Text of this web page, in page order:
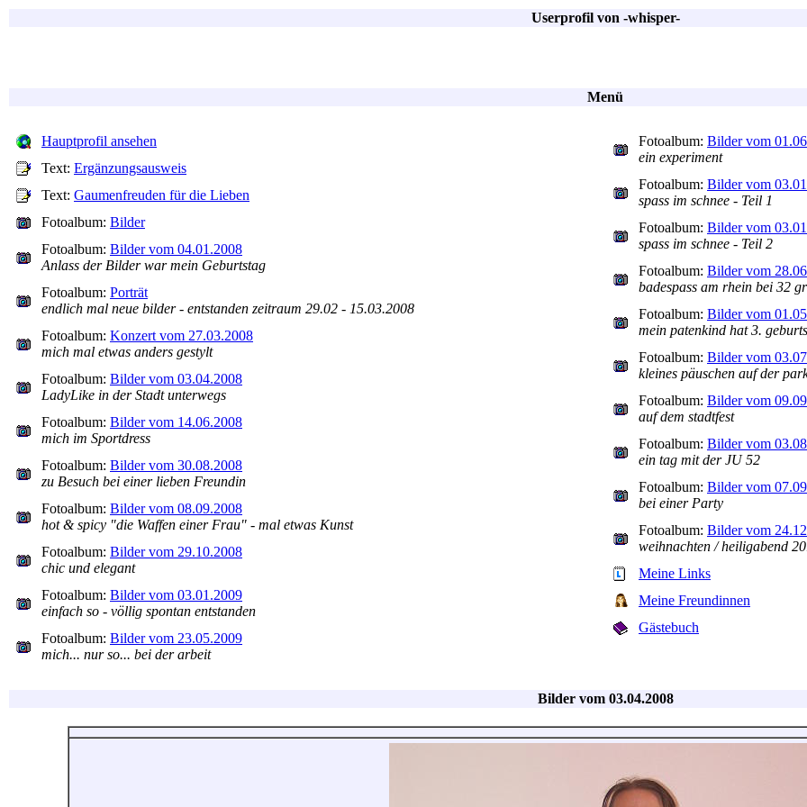
Userprofil von -whisper-
Menü
Hauptprofil ansehen
Text: Ergänzungsausweis
Text: Gaumenfreuden für die Lieben
Fotoalbum: Bilder
Fotoalbum: Bilder vom 04.01.2008
Anlass der Bilder war mein Geburtstag
Fotoalbum: Porträt
endlich mal neue bilder - entstanden zeitraum 29.02 - 15.03.2008
Fotoalbum: Konzert vom 27.03.2008
mich mal etwas anders gestylt
Fotoalbum: Bilder vom 03.04.2008
LadyLike in der Stadt unterwegs
Fotoalbum: Bilder vom 14.06.2008
mich im Sportdress
Fotoalbum: Bilder vom 30.08.2008
zu Besuch bei einer lieben Freundin
Fotoalbum: Bilder vom 08.09.2008
hot & spicy "die Waffen einer Frau" - mal etwas Kunst
Fotoalbum: Bilder vom 29.10.2008
chic und elegant
Fotoalbum: Bilder vom 03.01.2009
einfach so - völlig spontan entstanden
Fotoalbum: Bilder vom 23.05.2009
mich... nur so... bei der arbeit
Fotoalbum: Bilder vom
ein experiment
Fotoalbum: Bilder vom
spass im schnee - Teil 1
Fotoalbum: Bilder vom
spass im schnee - Teil 2
Fotoalbum: Bilder vom
badespass am rhein bei 32
Fotoalbum: Bilder vom
mein patenkind hat 3.
Fotoalbum: Bilder vom
kleines päuschen auf der
Fotoalbum: Bilder vom
auf dem stadtfest
Fotoalbum: Bilder vom
ein tag mit der JU 52
Fotoalbum: Bilder vom
bei einer Party
Fotoalbum: Bilder vom
weihnachten / heiligabend
Meine Links
Meine Freundinnen
Gästebuch
Bilder vom 03.04.2008